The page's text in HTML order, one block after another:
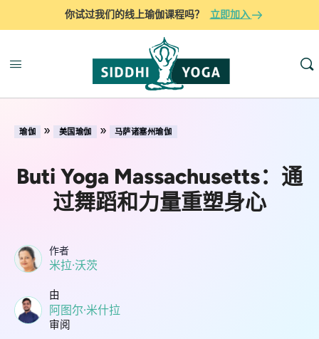
你试过我们的线上瑜伽课程吗？ 立即加入
瑜伽 » 美国瑜伽 » 马萨诸塞州瑜伽
Buti Yoga Massachusetts：通
过舞蹈和力量重塑身心
作者
米拉·沃茨
由
阿图尔·米什拉
审阅